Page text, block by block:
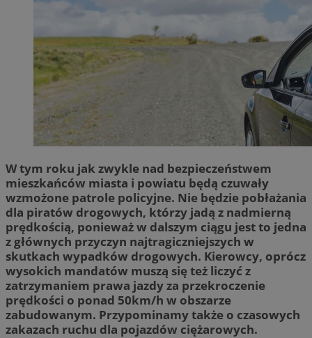
W tym roku jak zwykle nad bezpieczeństwem
mieszkańców miasta i powiatu będą czuwały
wzmożone patrole policyjne. Nie będzie pobłażania
dla piratów drogowych, którzy jadą z nadmierną
prędkością, ponieważ w dalszym ciągu jest to jedna
z głównych przyczyn najtragiczniejszych w
skutkach wypadków drogowych. Kierowcy, oprócz
wysokich mandatów muszą się też liczyć z
zatrzymaniem prawa jazdy za przekroczenie
prędkości o ponad 50km/h w obszarze
zabudowanym. Przypominamy także o czasowych
zakazach ruchu dla pojazdów ciężarowych.